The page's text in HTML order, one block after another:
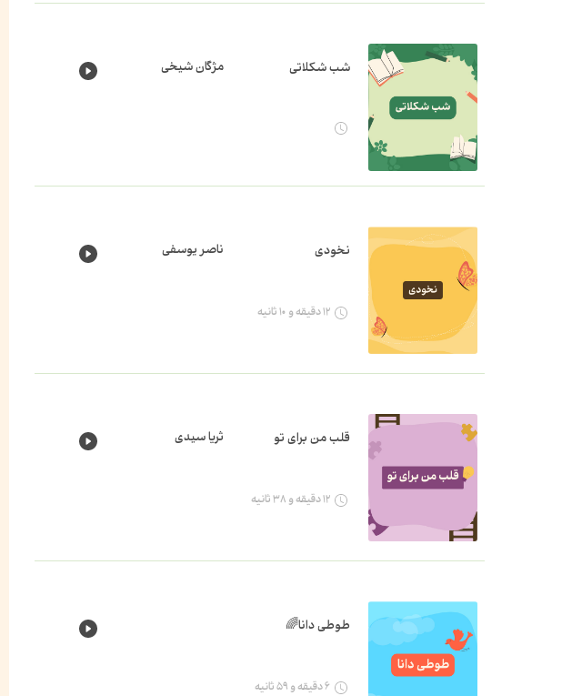
شب شکلاتی مژگان شیخی
نخودی ناصر یوسفی
۱۲ دقیقه و ۱۰ ثانیه
قلب من برای تو ثریا سیدی
۱۲ دقیقه و ۳۸ ثانیه
طوطی دانا🌈
۶ دقیقه و ۵۹ ثانیه